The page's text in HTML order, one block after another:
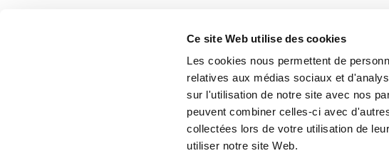
Ce site Web utilise des cookies
Les cookies nous permettent de
relatives aux médias sociaux et
sur l'utilisation de notre site avec nos
peuvent combiner celles-ci avec
collectées lors de votre utilisation de
utiliser notre site Web.